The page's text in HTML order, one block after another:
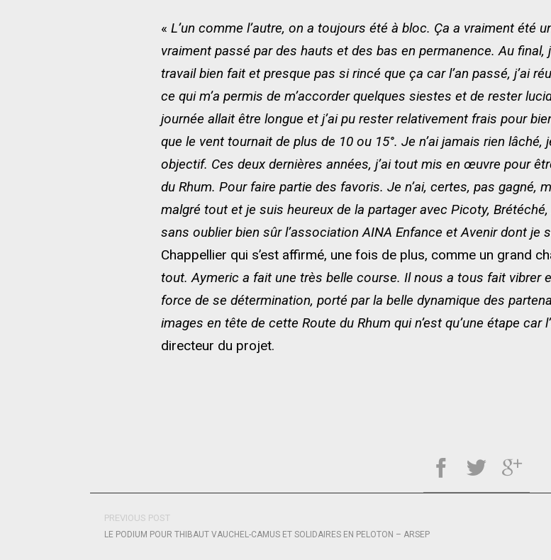
« L’un comme l’autre, on a toujours été à bloc. Ça a vraiment été
vraiment passé par des hauts et des bas en permanence. Au
travail bien fait et presque pas si rincé que ça car l’an passé, j’ai
ce qui m’a permis de m’accorder quelques siestes et de rester
journée allait être longue et j’ai pu rester relativement frais pour
que le vent tournait de plus de 10 ou 15°. Je n’ai jamais rien
objectif. Ces deux dernières années, j’ai tout mis en œuvre pour
du Rhum. Pour faire partie des favoris. Je n’ai, certes, pas
malgré tout et je suis heureux de la partager avec Picoty,
sans oublier bien sûr l’association AINA Enfance et Avenir dont je
Chappellier qui s’est affirmé, une fois de plus, comme un grand
tout. Aymeric a fait une très belle course. Il nous a tous fait vibrer
force de se détermination, porté par la belle dynamique des
images en tête de cette Route du Rhum qui n’est qu’une étape car
directeur du projet.
PREVIOUS POST
LE PODIUM POUR THIBAUT VAUCHEL-CAMUS ET SOLIDAIRES EN PELOTON – ARSEP